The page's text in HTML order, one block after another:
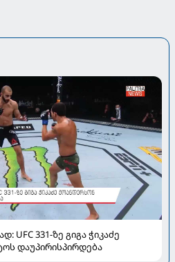
UFC 331-ზე გიგა ჭიკაძე
დაუპირისპირდება